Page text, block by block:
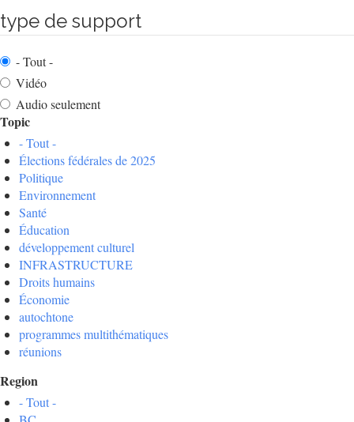
type de support
- Tout -
Vidéo
Audio seulement
Topic
- Tout -
Élections fédérales de 2025
Politique
Environnement
Santé
Éducation
développement culturel
INFRASTRUCTURE
Droits humains
Économie
autochtone
programmes multithématiques
réunions
Region
- Tout -